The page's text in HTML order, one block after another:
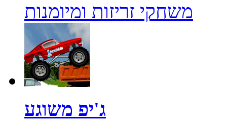
משחקי זריזות ומיומנות
ג'יפ משוגע